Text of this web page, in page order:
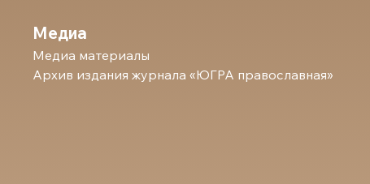
Медиа
Медиа материалы
Архив издания журнала «ЮГРА православная»